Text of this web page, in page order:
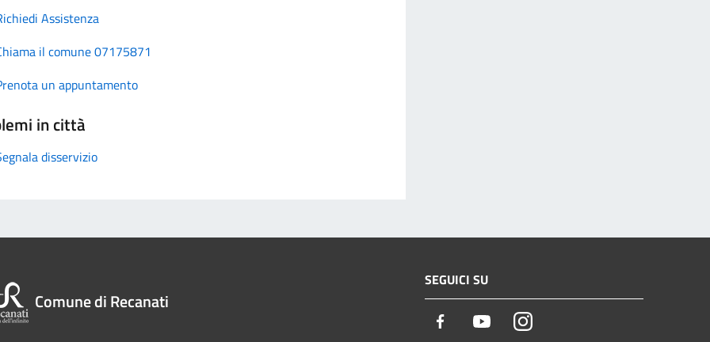
Assistenza
il comune 07175871
un appuntamento
in città
disservizio
Comune di Recanati
SEGUICI SU
Facebook YoutubeInstagram